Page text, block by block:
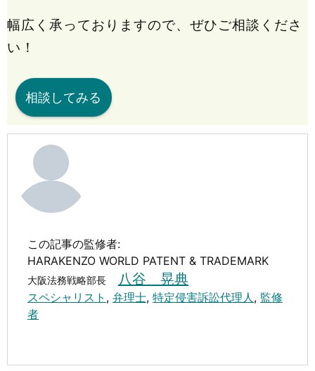
幅広く承っておりますので、ぜひご相談くださ
い！
相談してみる
この記事の監修者:
HARAKENZO WORLD PATENT & TRADEMARK
大阪法務戦略部長 八谷 晃典
スペシャリスト , 弁理士, 特定侵害訴訟代理人, 監修
者